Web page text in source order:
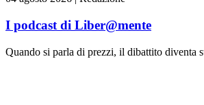
I podcast di Liber@mente
Quando si parla di prezzi, il dibattito diventa